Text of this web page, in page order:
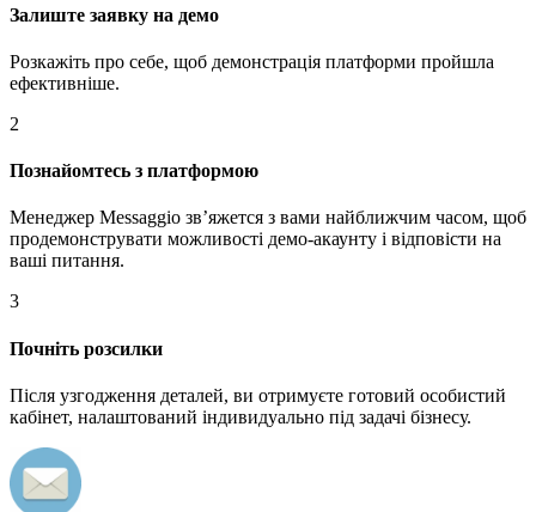
Залиште заявку на демо
Розкажіть про себе, щоб демонстрація платформи пройшла
ефективніше.
2
Познайомтесь з платформою
Менеджер Messaggio звʼяжется з вами найближчим часом, щоб
продемонструвати можливості демо-акаунту і відповісти на
ваші питання.
3
Почніть розсилки
Після узгодження деталей, ви отримуєте готовий особистий
кабінет, налаштований індивидуально під задачі бізнесу.